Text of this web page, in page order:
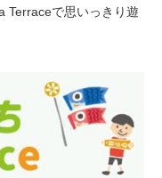
Terraceで思いっきり遊